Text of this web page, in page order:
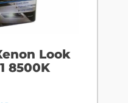
Look
8500K